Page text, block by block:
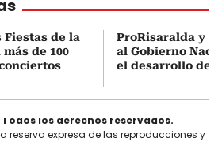
de la
de 100
ProRisaralda y
al Gobierno
el desarrollo
Todos los derechos reservados.
reserva expresa de las reproducciones y